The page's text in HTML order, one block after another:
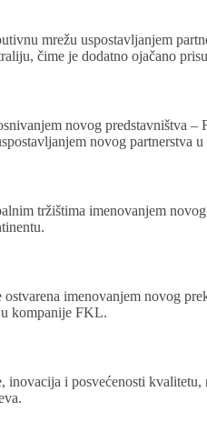
mrežu uspostavljanjem
čime je dodatno ojačano
novog predstavništva
novog partnerstva
tržištima imenovanjem
imenovanjem novog
kompanije FKL.
inovacija i posvećenosti